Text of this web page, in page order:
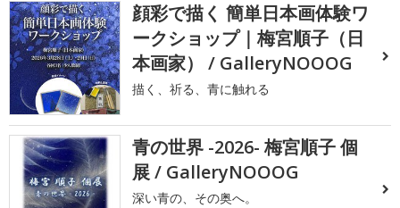
顔彩で描く 簡単日本画体験ワ
ークショップ｜梅宮順子（日
本画家） / GalleryNOOOG
描く、祈る、青に触れる
青の世界 -2026- 梅宮順子 個
展 / GalleryNOOOG
深い青の、その奥へ。